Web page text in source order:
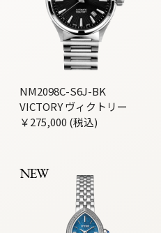
NM2098C-S6J-BK
VICTORY ヴィクトリー
￥275,000 (税込)
NEW